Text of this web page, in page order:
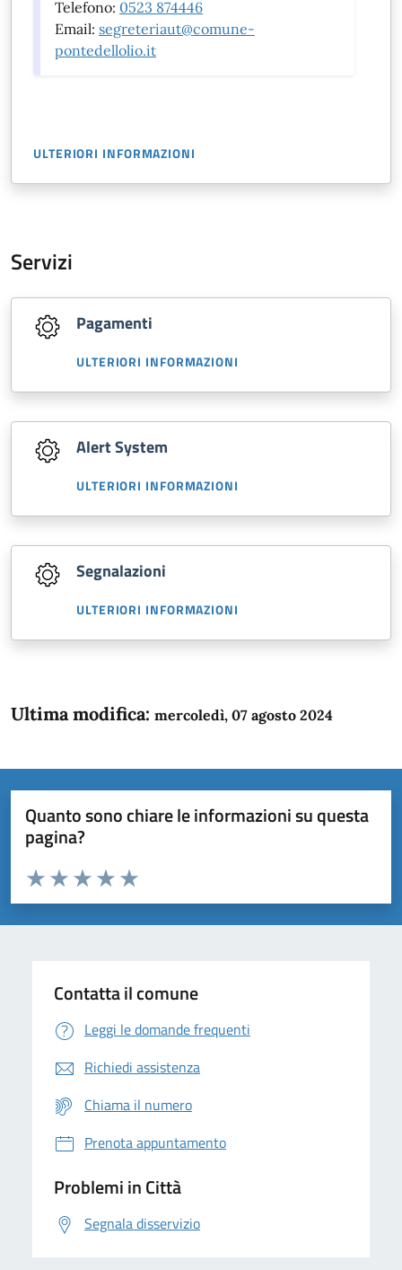
Telefono: 0523 874446
Email: segreteriaut@comune-
pontedellolio.it
ULTERIORI INFORMAZIONI
Servizi
Pagamenti
ULTERIORI INFORMAZIONI
Alert System
ULTERIORI INFORMAZIONI
Segnalazioni
ULTERIORI INFORMAZIONI
Ultima modifica: mercoledì, 07 agosto 2024
Quanto sono chiare le informazioni su questa
pagina?
Domanda
Valuta da 1 a 5 stelle la pagina
Valuta 5 stelle su 5
Valuta 4 stelle su 5
Valuta 3 stelle su 5
Valuta 2 stelle su 5
Valuta 1 stelle su 5
Contatta il comune
Leggi le domande frequenti
Richiedi assistenza
Chiama il numero
Prenota appuntamento
Problemi in Città
Segnala disservizio